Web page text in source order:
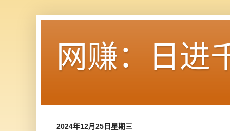
网赚：日进
2024年12月25日星期三